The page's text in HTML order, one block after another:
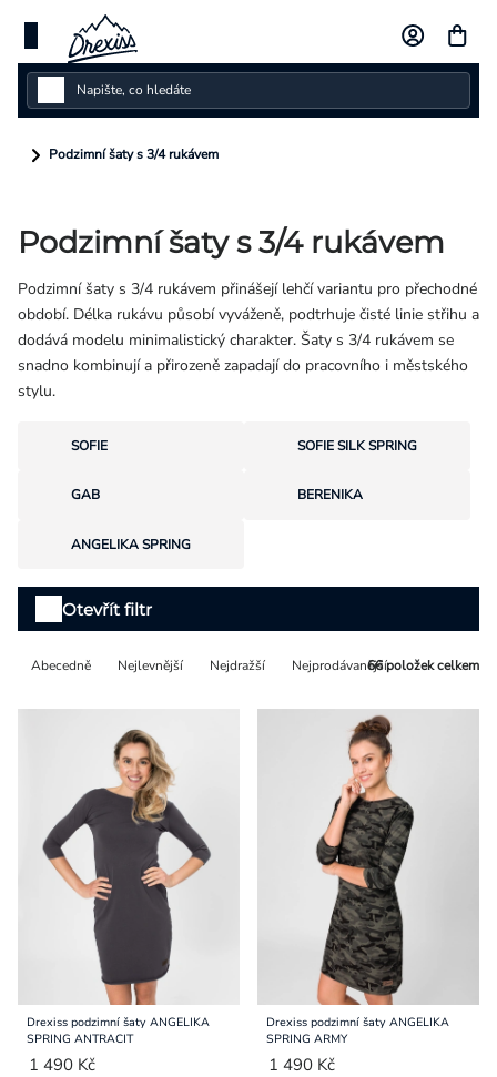
obsah
Dámské
Pánské
Kolekce
Dárkové poukazy
Vlastní design
Podzimní šaty s 3/4 rukávem
Podzimní šaty s 3/4 rukávem
Podzimní šaty s 3/4 rukávem přinášejí lehčí variantu pro přechodné
období. Délka rukávu působí vyváženě, podtrhuje čisté linie střihu a
dodává modelu minimalistický charakter. Šaty s 3/4 rukávem se
snadno kombinují a přirozeně zapadají do pracovního i městského
stylu.
SOFIE SOFIE SILK SPRING
GAB BERENIKA
ANGELIKA SPRING
Řazení
Abecedně Nejlevnější Nejdražší Nejprodávanější
66položek celkem
Otevřít filtr
Výpis
produktů
Drexiss podzimní šaty ANGELIKA
SPRING ANTRACIT
1 490 Kč
Drexiss podzimní šaty ANGELIKA
SPRING ARMY
1 490 Kč